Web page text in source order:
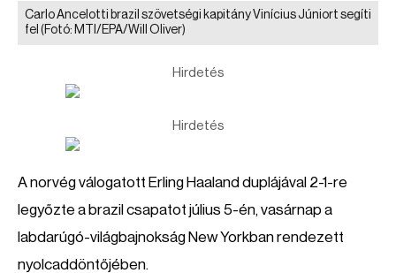
Carlo Ancelotti brazil szövetségi kapitány Vinícius Júniort segíti
fel (Fotó: MTI/EPA/Will Oliver)
Hirdetés
Hirdetés
A norvég válogatott Erling Haaland duplájával 2-1-re
legyőzte a brazil csapatot július 5-én, vasárnap a
labdarúgó-világbajnokság New Yorkban rendezett
nyolcaddöntőjében.